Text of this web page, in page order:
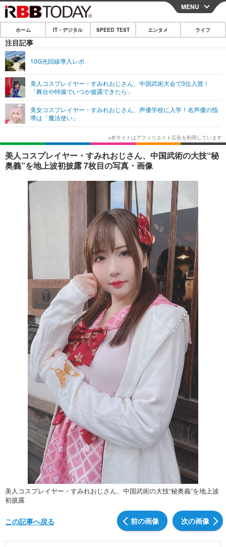
CLOSE
ホーム
IT・デジタル
ネタ
ショッピング その他
SPEED TEST
エンタメ
エンタメTOP
韓国・芸能
音楽 スポーツ
ショッピング その他
ライフ
ライフTOP グルメ
ペット ショッピング
その他
リリース一覧
プッシュ通知の停止方法
MENU
ホーム IT・デジタル SPEED TEST エンタメ ライフ
注目記事
10G光回線導入レポ
美人コスプレイヤー・すみれおじさん、中国武術大会で3位入賞！
「舞台や特撮でいつか披露できたら」
美女コスプレイヤー・すみれおじさん、声優学校に入学！名声優の指
導は「魔法使い」
美人コスプレイヤー・すみれおじさん、中国武術の大技“秘
奥義”を地上波初披露 7枚目の写真・画像
美人コスプレイヤー・すみれおじさん、中国武術の大技“秘奥義”を地上波
初披露
前の画像 次の画像
この記事へ戻る